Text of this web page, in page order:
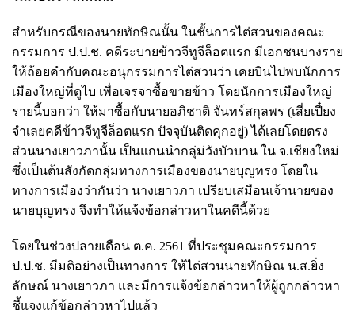
สำหรับกรณีของนายทักษิณนั้น ในชั้นการไต่สวนของคณะ
กรรมการ ป.ป.ช. คดีระบายข้าวจีทูจีล็อตแรก มีเอกชนบางราย
ให้ถ้อยคำกับคณะอนุกรรมการไต่สวนว่า เคยบินไปพบนักการ
เมืองใหญ่ที่ดูไบ เพื่อเจรจาซื้อขายข้าว โดยนักการเมืองใหญ่
รายนี้บอกว่า ให้มาซื้อกับนายอภิชาติ จันทร์สกุลพร (เสี่ยเปี๋ยง
จำเลยคดีข้าวจีทูจีล็อตแรก ปัจจุบันติดคุกอยู่) ได้เลยโดยตรง
ส่วนนางเยาวภานั้น เป็นแกนนำกลุ่ม่วังบัวบาน ใน จ.เชียงใหม่
ซึ่งเป็นต้นสังกัดกลุ่มทางการเมืองของนายบุญทรง โดยใน
ทางการเมืองว่ากันว่า นางเยาวภา เปรียบเสมือนเจ้านายของ
นายบุญทรง จึงทำให้แจ้งข้อกล่าวหาในคดีนี้ด้วย
โดยในช่วงปลายเดือน ต.ค. 2561 ที่ประชุมคณะกรรมการ
ป.ป.ช. มีมติอย่างเป็นทางการ ให้ไต่สวนนายทักษิณ น.ส.ยิ่ง
ลักษณ์ นางเยาวภา และมีการแจ้งข้อกล่าวหาให้ผู้ถูกกล่าวหา
ชี้แจงแก้ข้อกล่าวหาไปแล้ว